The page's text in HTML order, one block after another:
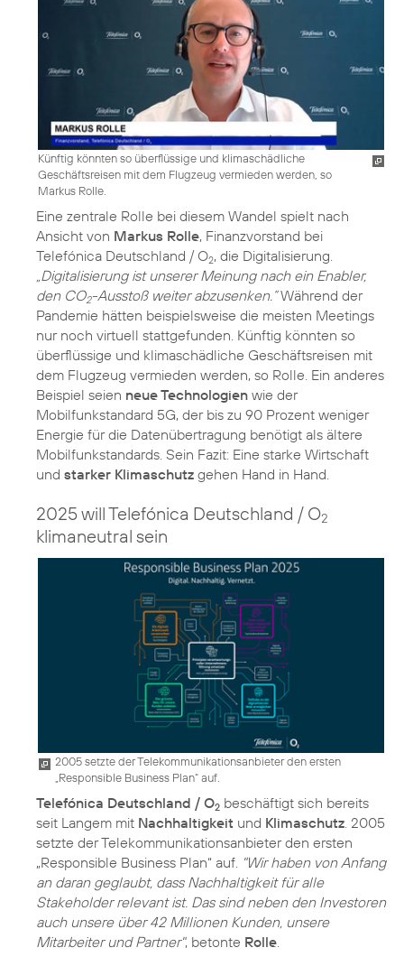
Künftig könnten so überflüssige und klimaschädliche
Geschäftsreisen mit dem Flugzeug vermieden werden, so
Markus Rolle.
Eine zentrale Rolle bei diesem Wandel spielt nach
Ansicht von Markus Rolle, Finanzvorstand bei
Telefónica Deutschland / O2, die Digitalisierung.
„Digitalisierung ist unserer Meinung nach ein Enabler,
den CO2-Ausstoß weiter abzusenken.“Während der
Pandemie hätten beispielsweise die meisten Meetings
nur noch virtuell stattgefunden. Künftig könnten so
überflüssige und klimaschädliche Geschäftsreisen mit
dem Flugzeug vermieden werden, so Rolle. Ein anderes
Beispiel seien neue Technologien wie der
Mobilfunkstandard 5G, der bis zu 90 Prozent weniger
Energie für die Datenübertragung benötigt als ältere
Mobilfunkstandards. Sein Fazit: Eine starke Wirtschaft
und starker Klimaschutz gehen Hand in Hand.
2025 will Telefónica Deutschland / O2
klimaneutral sein
2005 setzte der Telekommunikationsanbieter den ersten
„Responsible Business Plan“ auf.
Telefónica Deutschland / O2 beschäftigt sich bereits
seit Langem mit Nachhaltigkeit und Klimaschutz. 2005
setzte der Telekommunikationsanbieter den ersten
„Responsible Business Plan“ auf. "Wir haben von Anfang
an daran geglaubt, dass Nachhaltigkeit für alle
Stakeholder relevant ist. Das sind neben den Investoren
auch unsere über 42 Millionen Kunden, unsere
Mitarbeiter und Partner", betonte Rolle.